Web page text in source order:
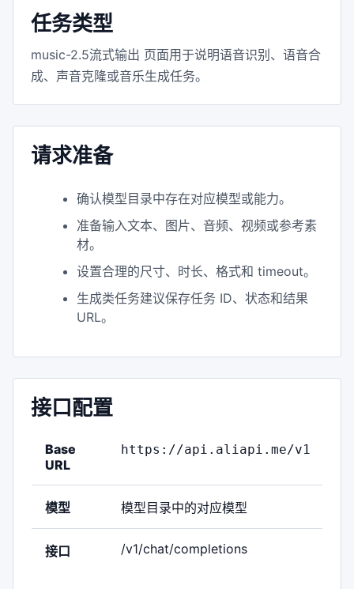
任务类型
music-2.5流式输出 页面用于说明语音识别、语音合
成、声音克隆或音乐生成任务。
请求准备
确认模型目录中存在对应模型或能力。
准备输入文本、图片、音频、视频或参考素
材。
设置合理的尺寸、时长、格式和 timeout。
生成类任务建议保存任务 ID、状态和结果
URL。
接口配置
Base
URL
https://api.aliapi.me/v1
模型 模型目录中的对应模型
接口 /v1/chat/completions